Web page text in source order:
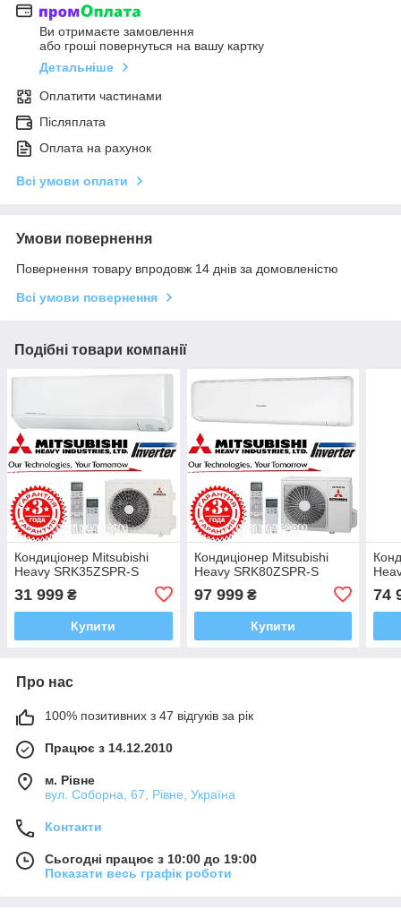
Ви отримаєте замовлення
або гроші повернуться на вашу картку
Детальніше
Оплатити частинами
Післяплата
Оплата на рахунок
Всі умови оплати
Умови повернення
Повернення товару впродовж 14 днів за домовленістю
Всі умови повернення
Подібні товари компанії
Кондиціонер Mitsubishi
Heavy SRK35ZSPR-S
31 999 ₴
Купити
Кондиціонер Mitsubishi
Heavy SRK80ZSPR-S
97 999₴
Купити
74
Про нас
100% позитивних з 47 відгуків за рік
Працює з 14.12.2010
м. Рівне
вул. Соборна, 67, Рівне, Україна
Контакти
Сьогодні працює з 10:00 до 19:00
Показати весь графік роботи